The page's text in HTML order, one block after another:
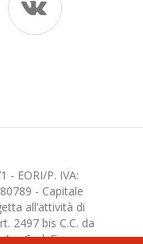
- EORI/P. IVA:
- Capitale
all’attività di
2497 bis C.C. da
- Cod. Fisc.